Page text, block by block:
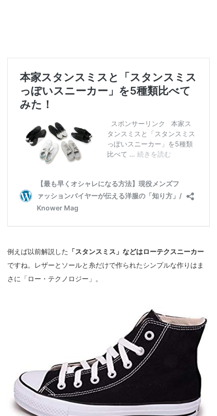
例えば以前解説した
「スタンスミス」などはローテクスニーカー
ですね。レザーとソールと糸だけで作られたシンプルな作りはま
さに「ロー・テクノロジー」。